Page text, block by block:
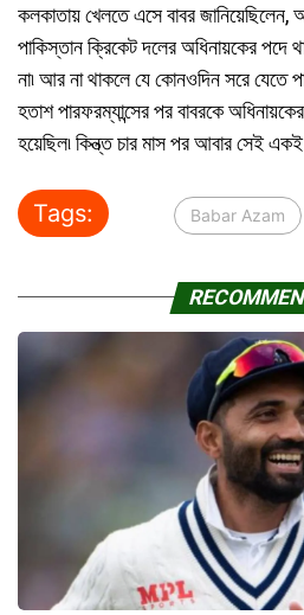
কলকাতায় খেলতে এসে বাবর
পাকিস্তান ক্রিকেট দলের অধিনায়কের পদে
না৷ আর না থাকলে যে কোনওদিন সরে যেতে
হতাশ পারফরম্যান্সের পর বাবরকে
হয়েছিল৷ কিন্ত্ত চার মাস পর আবার সেই একই
Tags: Babar Azam